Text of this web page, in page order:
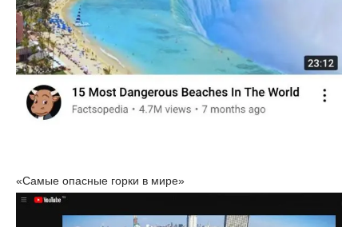
«Самые опасные горки в мире»